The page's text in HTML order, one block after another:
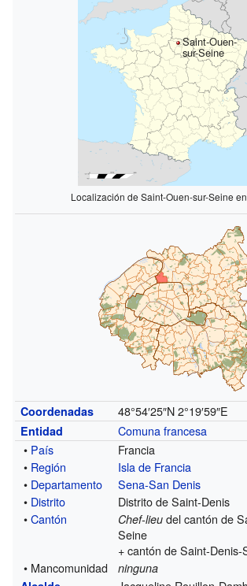
Saint-Ouen-
sur-Seine
Localización de Saint-Ouen-sur-Seine
Coordenadas 48°54′25″N 2°19′59″E
Entidad
Comuna francesa
• País
Francia
• Región
Isla de Francia
• Departamento
Sena-San Denis
• Distrito
Distrito de Saint-Denis
•Cantón Chef-lieu del cantón de
Seine
+ cantón de Saint-Denis-
• Mancomunidad
ninguna